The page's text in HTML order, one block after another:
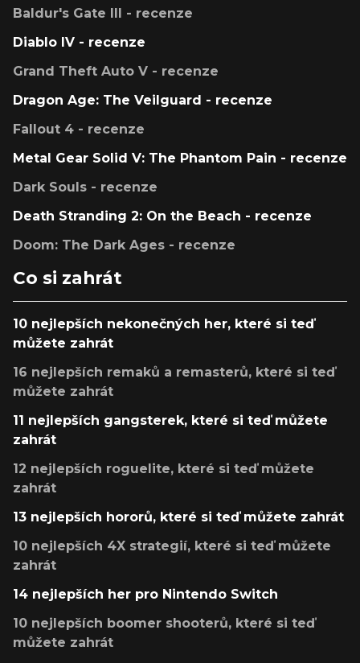
Baldur's Gate III - recenze
Diablo IV - recenze
Grand Theft Auto V - recenze
Dragon Age: The Veilguard - recenze
Fallout 4 - recenze
Metal Gear Solid V: The Phantom Pain - recenze
Dark Souls - recenze
Death Stranding 2: On the Beach - recenze
Doom: The Dark Ages - recenze
Co si zahrát
10 nejlepších nekonečných her, které si teď
můžete zahrát
16 nejlepších remaků a remasterů, které si teď
můžete zahrát
11 nejlepších gangsterek, které si teď můžete
zahrát
12 nejlepších roguelite, které si teď můžete
zahrát
13 nejlepších hororů, které si teď můžete zahrát
10 nejlepších 4X strategií, které si teď můžete
zahrát
14 nejlepších her pro Nintendo Switch
10 nejlepších boomer shooterů, které si teď
můžete zahrát